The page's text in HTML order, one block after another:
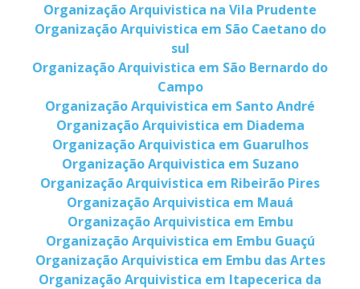
Organização Arquivistica na Vila Prudente
Organização Arquivistica em São Caetano do
sul
Organização Arquivistica em São Bernardo do
Campo
Organização Arquivistica em Santo André
Organização Arquivistica em Diadema
Organização Arquivistica em Guarulhos
Organização Arquivistica em Suzano
Organização Arquivistica em Ribeirão Pires
Organização Arquivistica em Mauá
Organização Arquivistica em Embu
Organização Arquivistica em Embu Guaçú
Organização Arquivistica em Embu das Artes
Organização Arquivistica em Itapecerica da